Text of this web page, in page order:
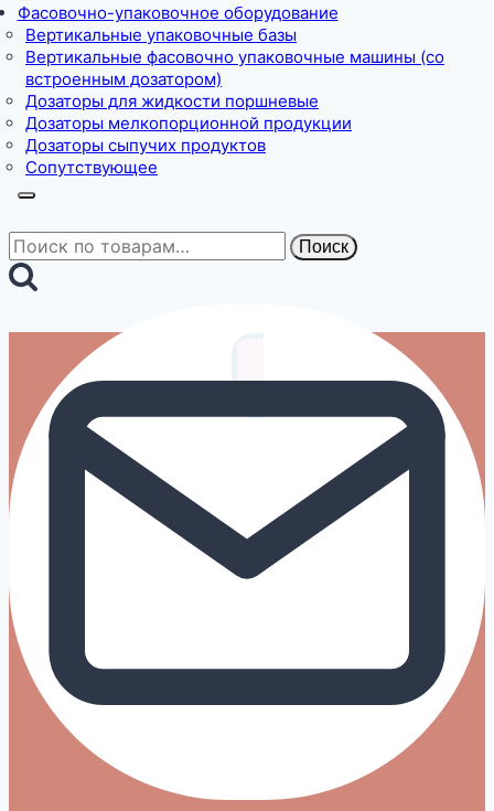
Фасовочно-упаковочное оборудование
Вертикальные упаковочные базы
Вертикальные фасовочно упаковочные машины (со
встроенным дозатором)
Дозаторы для жидкости поршневые
Дозаторы мелкопорционной продукции
Дозаторы сыпучих продуктов
Сопутствующее
Искать: Поиск